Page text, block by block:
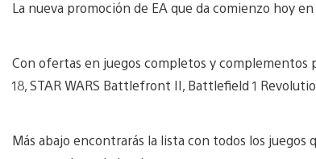
La nueva promoción de EA que da comienzo hoy
Con ofertas en juegos completos y complementos
18, STAR WARS Battlefront II, Battlefield 1
Más abajo encontrarás la lista con todos los